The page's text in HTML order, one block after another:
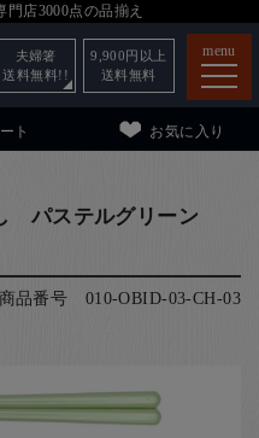
門店3000点の品揃え
menu
ト お気に入り
夫婦箸
送料無料!!
9,900 円以上
送料無料
パステルグリーン
商品番号 010-OBID-03-CH-03